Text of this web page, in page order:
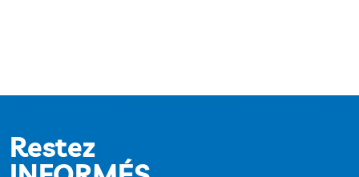
Restez